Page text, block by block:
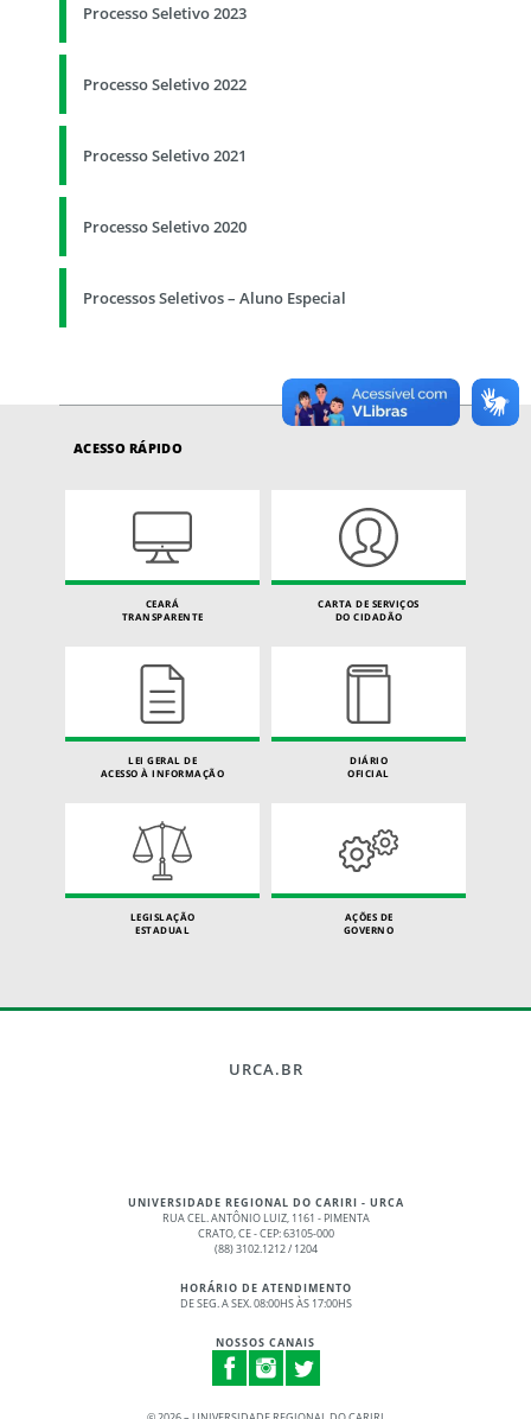
Processo Seletivo 2023
Processo Seletivo 2022
Processo Seletivo 2021
Processo Seletivo 2020
Processos Seletivos – Aluno Especial
ACESSO RÁPIDO
CEARÁ
TRANSPARENTE
CARTA DE SERVIÇOS
DO CIDADÃO
LEI GERAL DE
ACESSO À INFORMAÇÃO
DIÁRIO
OFICIAL
LEGISLAÇÃO
ESTADUAL
AÇÕES DE
GOVERNO
URCA.BR
UNIVERSIDADE REGIONAL DO CARIRI - URCA
RUA CEL. ANTÔNIO LUIZ, 1161 - PIMENTA
CRATO, CE - CEP: 63105-000
(88) 3102.1212 / 1204
HORÁRIO DE ATENDIMENTO
DE SEG. A SEX. 08:00HS ÀS 17:00HS
NOSSOS CANAIS